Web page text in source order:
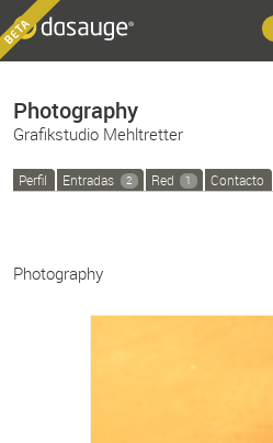
Photography
Grafikstudio Mehltretter
Perfil Entradas 2 Red 1 Contacto
Photography